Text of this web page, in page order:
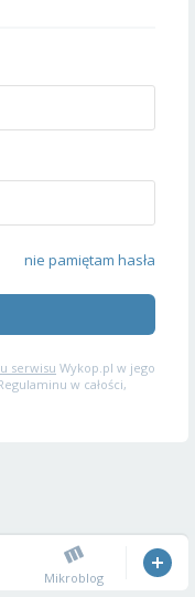
nie pamiętam hasła
serwisu Wykop.pl w jego
w całości,
Mikroblog